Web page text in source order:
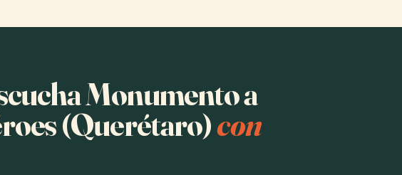
Monumento a
(Querétaro)con